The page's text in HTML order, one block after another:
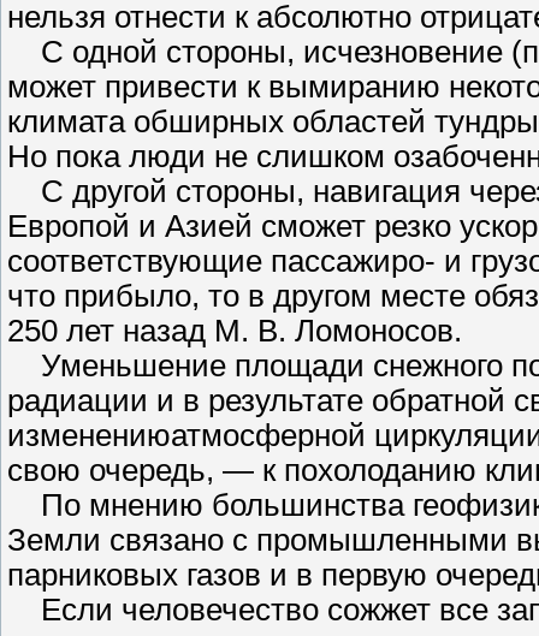
нельзя отнести к абсолютно
С одной стороны, исчезновение
может привести к вымиранию
климата обширных областей
Но пока люди не слишком
С другой стороны, навигация
Европой и Азией сможет резко
соответствующие пассажиро- и
что прибыло, то в другом месте
250 лет назад М. В. Ломоносов.
Уменьшение площади снежного
радиации и в результате обратной
изменениюатмосферной
свою очередь, — к похолоданию
По мнению большинства
Земли связано с промышленными
парниковых газов и в первую
Если человечество сожжет все